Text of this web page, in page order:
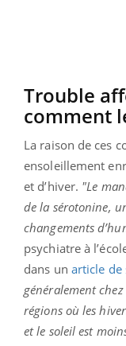
Trouble
comment
La raison de ces
ensoleillement
et d’hiver. "Le
de la sérotonine,
changements
psychiatre à
dans un article de
généralement
régions où les
et le soleil est